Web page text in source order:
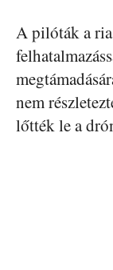
A pilóták a
nem
lőtték le a